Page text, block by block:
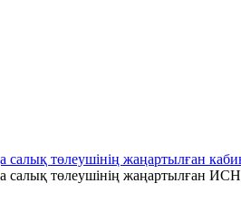
төлеушінің жаңартылған
салық төлеушінің жаңартылған